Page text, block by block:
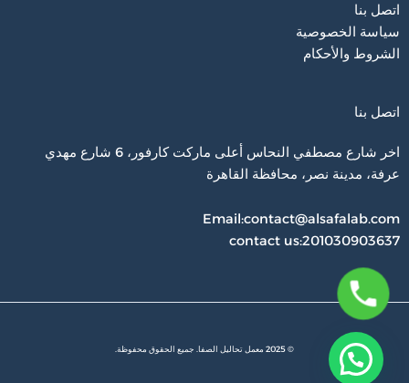
اتصل بنا
سياسة الخصوصية
الشروط والأحكام
اتصل بنا
اخر شارع مصطفي النحاس أعلى ماركت كارفور، 6 شارع مهدي
عرفة، مدينة نصر، محافظة القاهرة‬
Email:contact@alsafalab.com
contact us:201030903637
© 2025 معمل تحاليل الصفا. جميع الحقوق محفوظة.